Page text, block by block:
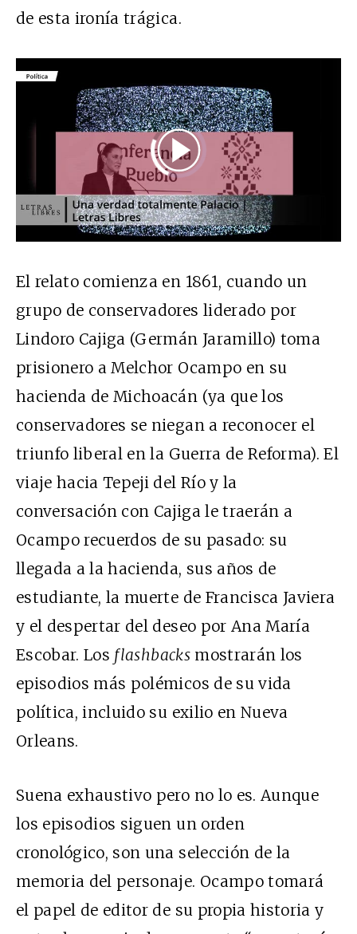
de esta ironía trágica.
00:00/01:00
El relato comienza en 1861, cuando un
grupo de conservadores liderado por
Lindoro Cajiga (Germán Jaramillo) toma
prisionero a Melchor Ocampo en su
hacienda de Michoacán (ya que los
conservadores se niegan a reconocer el
triunfo liberal en la Guerra de Reforma). El
viaje hacia Tepeji del Río y la
conversación con Cajiga le traerán a
Ocampo recuerdos de su pasado: su
llegada a la hacienda, sus años de
estudiante, la muerte de Francisca Javiera
y el despertar del deseo por Ana María
Escobar. Los flashbacksmostrarán los
episodios más polémicos de su vida
política, incluido su exilio en Nueva
Orleans.
Suena exhaustivo pero no lo es. Aunque
los episodios siguen un orden
cronológico, son una selección de la
memoria del personaje. Ocampo tomará
el papel de editor de su propia historia y